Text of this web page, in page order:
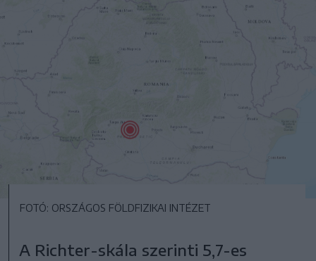
FOTÓ: ORSZÁGOS FÖLDFIZIKAI INTÉZET
A Richter-skála szerinti 5,7-es